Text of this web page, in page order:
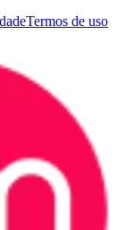
Termos de uso